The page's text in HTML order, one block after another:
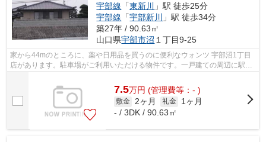
宇部線 「東新川 」駅 徒歩25分
宇部線 「宇部新川 」駅 徒歩34分
築27年 / 90.63㎡
山口県宇部市沼 １丁目9-25
家から44mのところに、薬や日用品を買うのに便利なウォンツ 宇部沼1丁目
店があります。駐車場がご利用いただける物件です。一戸建ての周辺に駅が
7.5万円 (管理費等：- )
敷金 2ヶ月 礼金
1ヶ月
- / 3DK / 90.63㎡